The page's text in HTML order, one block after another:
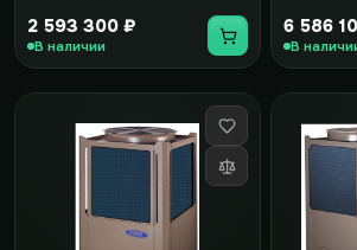
2 593 300 ₽
В наличии
6 586
В